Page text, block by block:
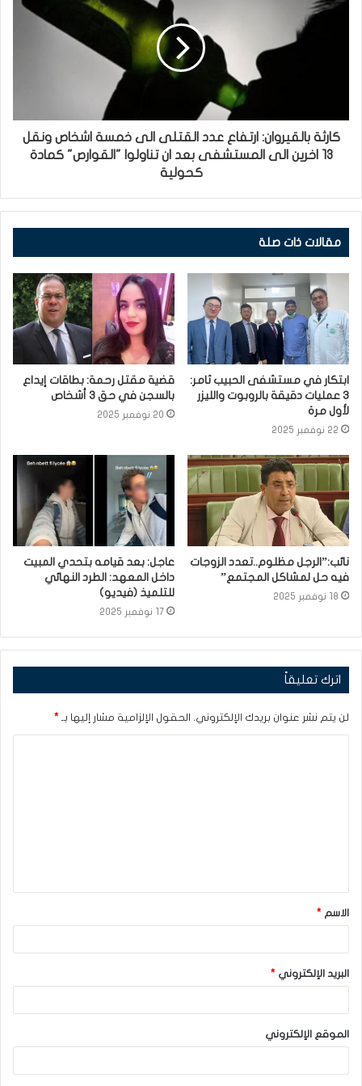
كارثة بالقيروان: ارتفاع عدد القتلى الى خمسة اشخاص ونقل
13 اخرين الى المستشفى بعد ان تناولوا "القوارص" كمادة
كحولية
مقالات ذات صلة
ابتكار في مستشفى الحبيب ثامر:
3 عمليات دقيقة بالروبوت والليزر
لأول مرة
22 نوفمبر 2025
قضية مقتل رحمة: بطاقات إيداع
بالسجن في حق 3 أشخاص
20 نوفمبر 2025
نائب:”الرجل مظلوم..تعدد الزوجات
فيه حل لمشاكل المجتمع”
18 نوفمبر 2025
عاجل: بعد قيامه بتحدي المبيت
داخل المعهد: الطرد النهائي
للتلميذ (فيديو)
17 نوفمبر 2025
اترك تعليقاً
لن يتم نشر عنوان بريدك الإلكتروني. الحقول الإلزامية مشار إليها بـ *
ق
*الاسم *
البريد الإلكتروني *
الموقع الإلكتروني